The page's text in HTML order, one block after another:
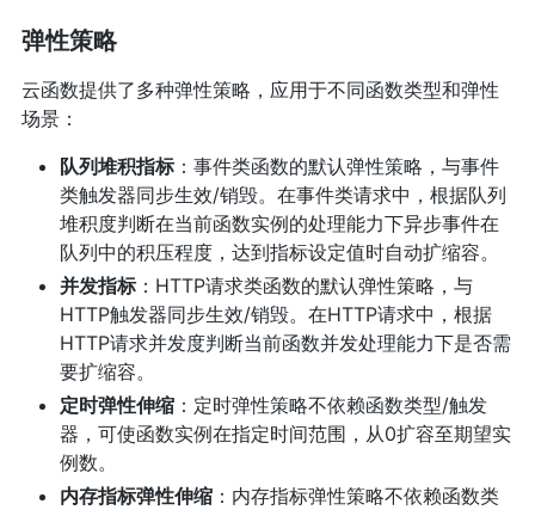
弹性策略
云函数提供了多种弹性策略，应用于不同函数类型和弹性
场景：
队列堆积指标：事件类函数的默认弹性策略，与事件
类触发器同步生效/销毁。在事件类请求中，根据队列
堆积度判断在当前函数实例的处理能力下异步事件在
队列中的积压程度，达到指标设定值时自动扩缩容。
并发指标：HTTP请求类函数的默认弹性策略，与
HTTP触发器同步生效/销毁。在HTTP请求中，根据
HTTP请求并发度判断当前函数并发处理能力下是否需
要扩缩容。
定时弹性伸缩：定时弹性策略不依赖函数类型/触发
器，可使函数实例在指定时间范围，从0扩容至期望实
例数。
内存指标弹性伸缩：内存指标弹性策略不依赖函数类